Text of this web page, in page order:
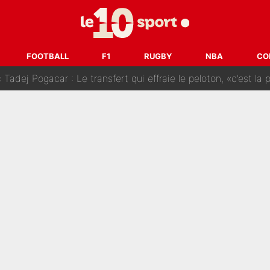
FOOTBALL F1 RUGBY NBA
: Les coulisses de la décision de Lucas Chevalier pour
sur CNews, un ancien journaliste de France Télévisions relance la
Tadej Pogacar : Le transfert qui effraie le peloton, «c’est la